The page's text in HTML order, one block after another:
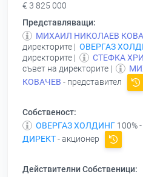
€ 3 825 000
Представляващи:
МИХАИЛ НИКОЛАЕВ
директорите | ОВЕРГАЗ
директорите |
СТЕФКА
съвет на директорите |
КОВАЧЕВ - представител
Собственост:
ОВЕРГАЗ ХОЛДИНГ 100%
ДИРЕКТ- акционер
Действителни Собственици: